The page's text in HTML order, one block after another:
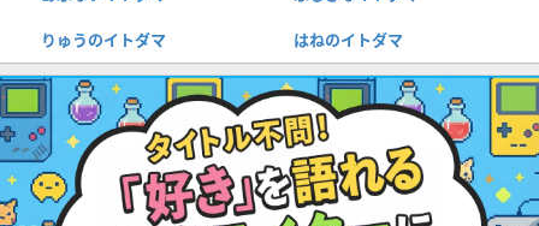
りゅうのイトダマ はねのイトダマ